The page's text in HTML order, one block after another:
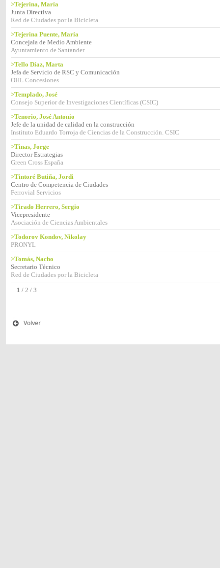
>Tejerina, María
Junta Directiva
Red de Ciudades por la Bicicleta
>Tejerina Puente, María
Concejala de Medio Ambiente
Ayuntamiento de Santander
>Tello Díaz, Marta
Jefa de Servicio de RSC y Comunicación
OHL Concesiones
>Templado, José
Consejo Superior de Investigaciones Científicas (CSIC)
>Tenorio, José Antonio
Jefe de la unidad de calidad en la construcción
Instituto Eduardo Torroja de Ciencias de la Construcción. CSIC
>Tinas, Jorge
Director Estrategias
Green Cross España
>Tintoré Butiña, Jordi
Centro de Competencia de Ciudades
Ferrovial Servicios
>Tirado Herrero, Sergio
Vicepresidente
Asociación de Ciencias Ambientales
>Todorov Kondov, Nikolay
PRONYL
>Tomás, Nacho
Secretario Técnico
Red de Ciudades por la Bicicleta
1 / 2 / 3
Volver